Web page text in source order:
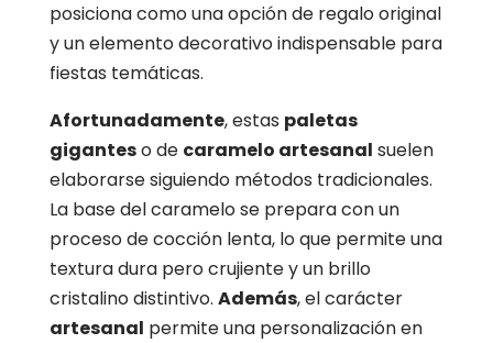
posiciona como una opción de regalo original
y un elemento decorativo indispensable para
fiestas temáticas.
Afortunadamente, estas paletas
giganteso de caramelo artesanal suelen
elaborarse siguiendo métodos tradicionales.
La base del caramelo se prepara con un
proceso de cocción lenta, lo que permite una
textura dura pero crujiente y un brillo
cristalino distintivo. Además, el carácter
artesanal permite una personalización en